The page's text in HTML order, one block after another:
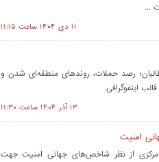
...
۱۱ دی ۱۴۰۴ ساعت ۱۱:۱۵
رصد حملات، روندهای منطقه‌ای شدن و
اینفوگرافی.
۱۳ آذر ۱۴۰۴ ساعت ۱۱:۳۰
امنیت
از نظر شاخص‌های جهانی امنیت جهت